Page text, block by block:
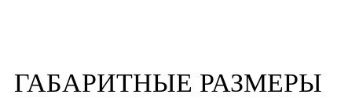
ГАБАРИТНЫЕ РАЗМЕРЫ